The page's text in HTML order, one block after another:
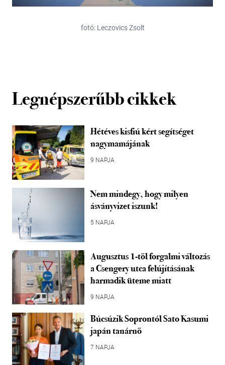
fotó: Leczovics Zsolt
Legnépszerűbb cikkek
Hétéves kisfiú kért segítséget
nagymamájának
9 NAPJA
Nem mindegy, hogy milyen
ásványvizet iszunk!
5 NAPJA
Augusztus 1-től forgalmi változás
a Csengery utca felújításának
harmadik üteme miatt
9 NAPJA
Búcsúzik Soprontól Sato Kasumi
japán tanárnő
7 NAPJA